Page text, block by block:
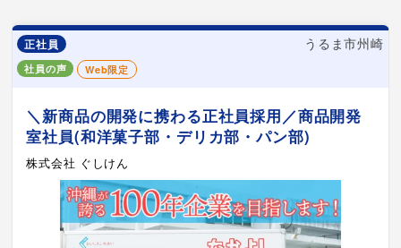
正社員 うるま市州崎
社員の声 Web限定
＼新商品の開発に携わる正社員採用／商品開発
室社員(和洋菓子部・デリカ部・パン部)
株式会社 ぐしけん